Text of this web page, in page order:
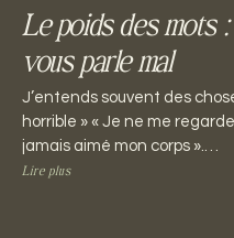
Le poids des mots
vous parle mal
J’entends souvent des
horrible » « Je ne me
jamais aimé mon corps ».…
Lire plus